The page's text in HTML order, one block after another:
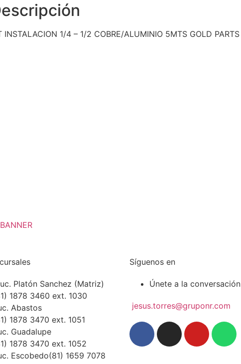
INSTALACION 1/4 – 1/2 COBRE/ALUMINIO 5MTS GOLD PARTS
Platón Sanchez (Matriz)
1878 3460 ext. 1030
Abastos
1878 3470 ext. 1051
Guadalupe
1878 3470 ext. 1052
Escobedo(81) 1659 7078
Síguenos en
Únete a la conversación
jesus.torres@gruponr.com